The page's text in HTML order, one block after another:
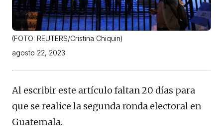
(FOTO: REUTERS/Cristina Chiquin)
agosto 22, 2023
Al escribir este artículo faltan 20 días para
que se realice la segunda ronda electoral en
Guatemala.